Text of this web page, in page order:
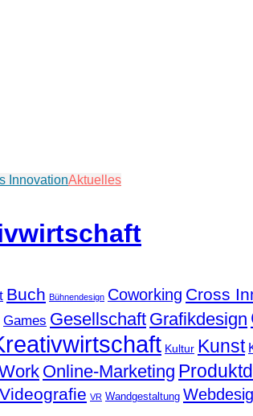
InnovationAktuelles
Buch Bühnendesign Coworking Cross
Games Gesellschaft Grafikdesign
Kultur Kunst
Online-Marketing
Videografie VR Wandgestaltung